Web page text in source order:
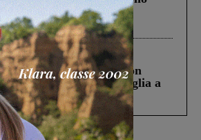
Franco. Lo schianto, il
ai sorpassi fra tir....
struttura di Castiglion
che aveva ucciso la figlia a